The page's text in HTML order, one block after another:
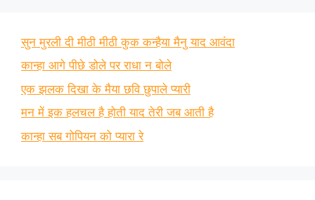
सुन मुरली दी मीठी मीठी कुक कन्हैया मैनु याद आवंदा
कान्हा आगे पीछे डोले पर राधा न बोले
एक झलक दिखा के मैया छवि छुपाले प्यारी
मन में इक हलचल है होती याद तेरी जब आती है
कान्हा सब गोपियन को प्यारा रे